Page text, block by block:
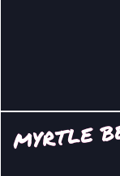
MYRTLE